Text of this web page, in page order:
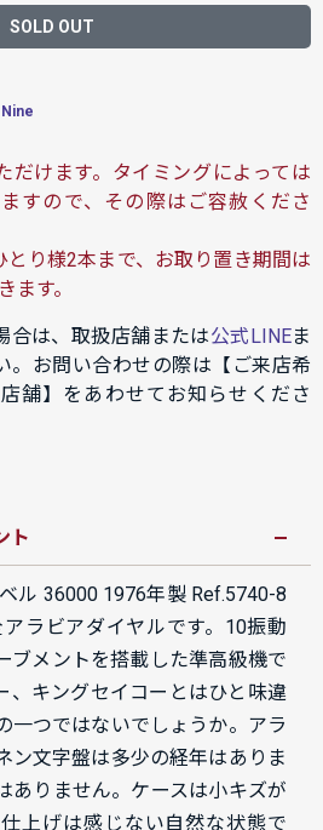
SOLD OUT
だけます。タイミングによっては
すので、その際はご容赦くださ
り様2本まで、お取り置き期間は
ます。
合は、取扱店舗または公式LINEま
。お問い合わせの際は【ご来店希
舗】をあわせてお知らせくださ
ト
ル 36000 1976年製 Ref.5740-8
ラビアダイヤルです。 10振動
ブメントを搭載した準高級機で
、キングセイコーとはひと味違
一つではないでしょうか。アラ
ン文字盤は多少の経年はありま
ありません。ケースは小キズが
上げは感じない自然な状態で